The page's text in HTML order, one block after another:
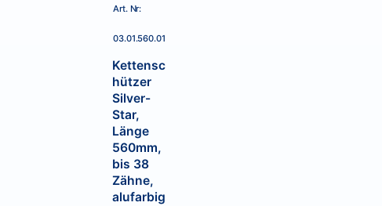
Kettensc
hützer
Silver-
Star,
Länge
560mm,
bis 38
Zähne,
alufarbig
Art. Nr:
03.01.560.01